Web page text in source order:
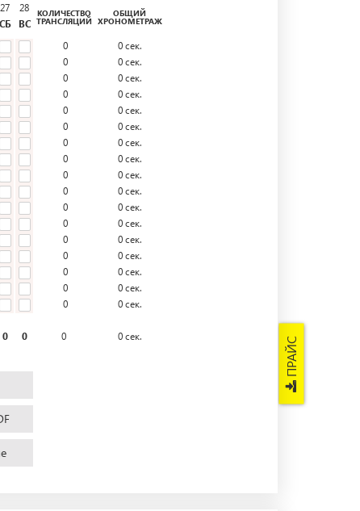
ПРАЙС
27
СБ
28
ВС
КОЛИЧЕСТВО
ТРАНСЛЯЦИЙ
ОБЩИЙ
ХРОНОМЕТРАЖ
0 0сек.
0 0сек.
0 0сек.
0 0сек.
0 0сек.
0 0сек.
0 0сек.
0 0сек.
0 0сек.
0 0сек.
0 0сек.
0 0сек.
0 0сек.
0 0сек.
0 0сек.
0 0сек.
0 0сек.
0 0 0 0сек.